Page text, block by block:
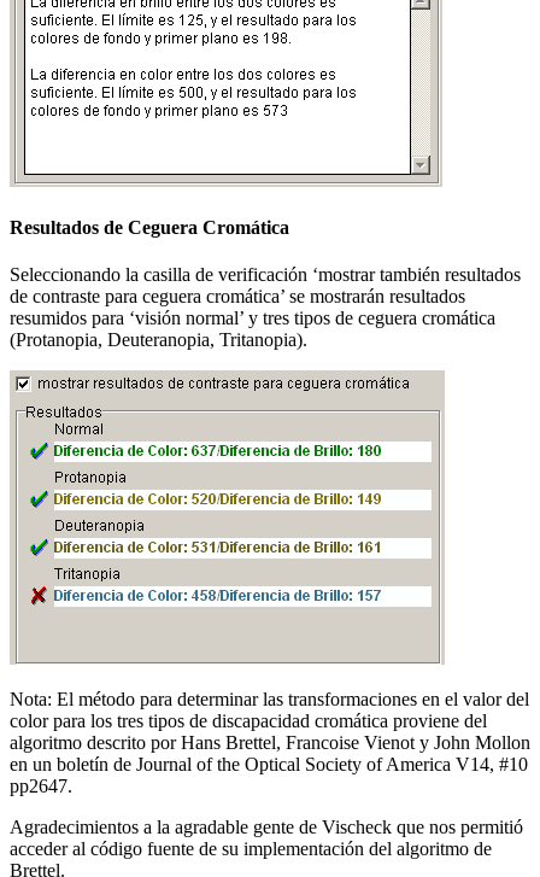
Resultados de Ceguera Cromática
Seleccionando la casilla de verificación ‘mostrar también resultados
de contraste para ceguera cromática’ se mostrarán resultados
resumidos para ‘visión normal’ y tres tipos de ceguera cromática
(Protanopia, Deuteranopia, Tritanopia).
Nota: El método para determinar las transformaciones en el valor del
color para los tres tipos de discapacidad cromática proviene del
algoritmo descrito por Hans Brettel, Francoise Vienot y John Mollon
en un boletín de Journal of the Optical Society of America V14, #10
pp2647.
Agradecimientos a la agradable gente de Vischeck que nos permitió
acceder al código fuente de su implementación del algoritmo de
Brettel.